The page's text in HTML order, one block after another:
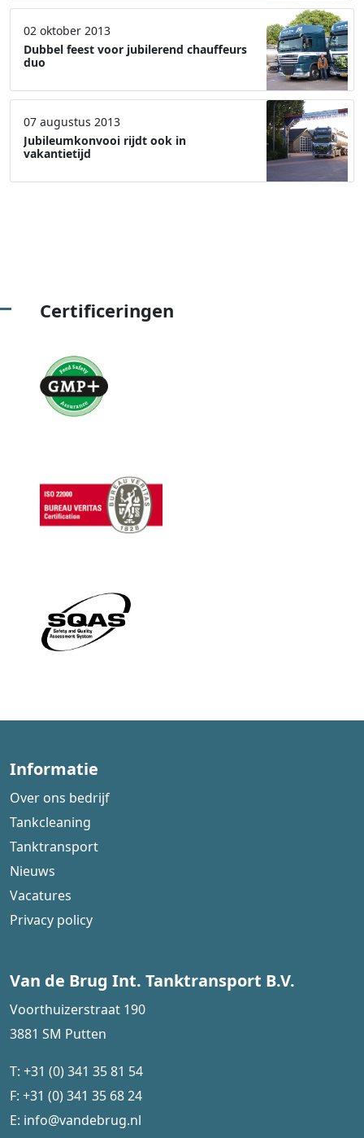
02 oktober 2013
Dubbel feest voor jubilerend chauffeurs
duo
07 augustus 2013
Jubileumkonvooi rijdt ook in
vakantietijd
Certificeringen
Informatie
Over ons bedrijf
Tankcleaning
Tanktransport
Nieuws
Vacatures
Privacy policy
Van de Brug Int. Tanktransport B.V.
Voorthuizerstraat 190
3881 SM Putten
T: +31 (0) 341 35 81 54
F: +31 (0) 341 35 68 24
E: info@vandebrug.nl